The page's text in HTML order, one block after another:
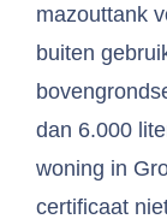
mazouttank
buiten
dan 6.000
woning in
certificaat